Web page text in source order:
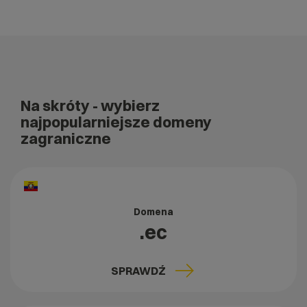
Na skróty - wybierz
najpopularniejsze domeny
zagraniczne
Domena
.ec
SPRAWDŹ